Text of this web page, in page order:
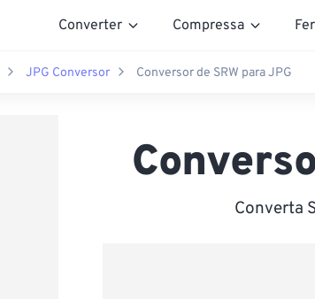
Converter Compressa
JPG Conversor Conversor de SRW para JPG
Converta